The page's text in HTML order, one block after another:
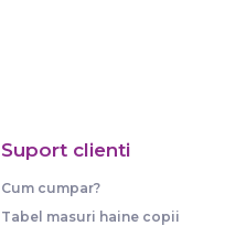
Suport clienti
Cum cumpar?
Tabel masuri haine copii